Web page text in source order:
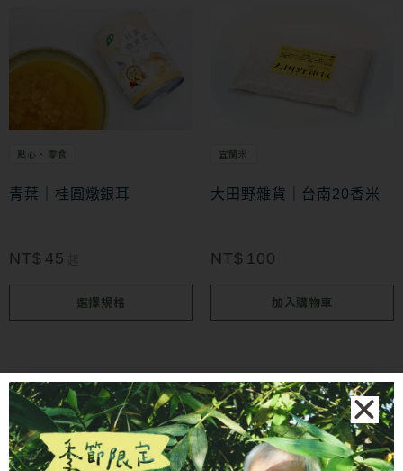
點心・零食
青葉｜桂圓燉銀耳
NT$ 45
選擇規格
產
品
多
種
款
可
面
選
擇
宜蘭米
大田野雜貨｜台南20香米
NT$ 100
加入購物車
查看更多